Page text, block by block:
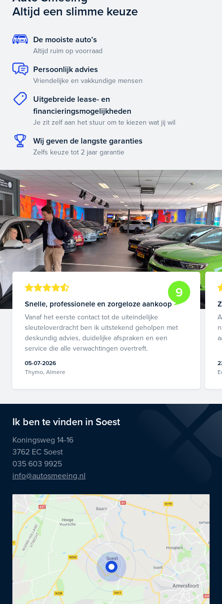
Altijd een slimme keuze
De mooiste auto’s
Altijd ruim op voorraad
Persoonlijk advies
Vriendelijke en vakkundige mensen
Uitgebreide lease- en
financieringsmogelijkheden
Je zit zelf aan het stuur om te kiezen wat jij wil
Wij geven de langste garanties
Zelfs keuze tot 2 jaar garantie
9
Snelle, professionele en zorgeloze aankoop
Vanaf het eerste contact tot de uiteindelijke
sleuteloverdracht ben ik uitstekend geholpen met
deskundig advies, duidelijke afspraken en een
service die alle verwachtingen overtreft.
05-07-2026
Thymo, Almere
Ik ben te vinden in Soest
Koningsweg 14-16
3762 EC Soest
035 603 9925
info@autosmeeing.nl